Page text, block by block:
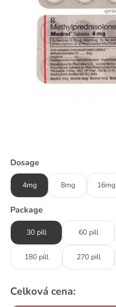
Dosage
4mg 8mg 16mg
Package
30 pill 60 pill
180 pill 270 pill
Celková cena: